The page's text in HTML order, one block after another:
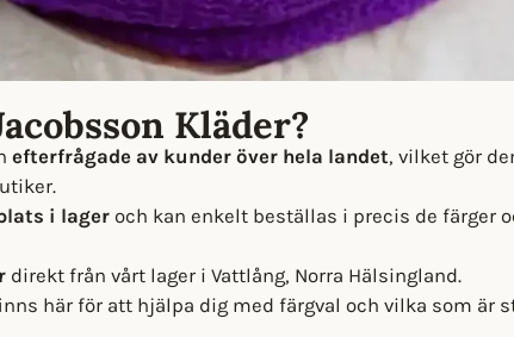
Kläder?
efterfrågade av kunder över hela landet, vilket gör
i lager och kan enkelt beställas i precis de färger
direkt från vårt lager i Vattlång, Norra Hälsingland.
här för att hjälpa dig med färgval och vilka som är